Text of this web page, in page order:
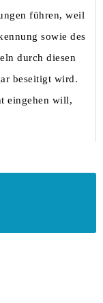
führen, weil
sowie des
durch diesen
beseitigt wird.
eingehen will,